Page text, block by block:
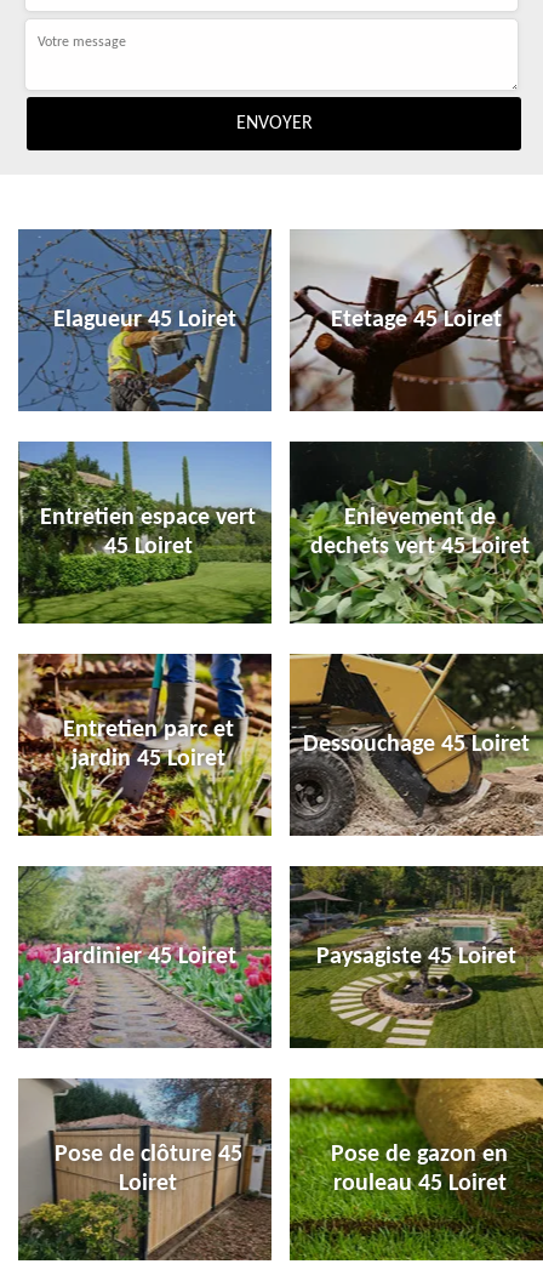
Elagueur 45 Loiret Etetage 45 Loiret
Entretien espace vert
45 Loiret
Enlevement de
dechets vert 45 Loiret
Entretien parc et
jardin 45 Loiret
Dessouchage 45 Loiret
Jardinier 45 Loiret Paysagiste 45 Loiret
Pose de clôture 45
Loiret
Pose de gazon en
rouleau 45 Loiret